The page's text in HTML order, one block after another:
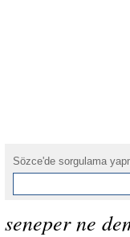
Sözce'de sorgulama
seneper ne